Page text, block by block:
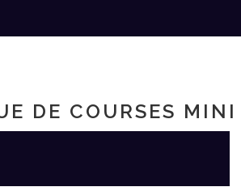
DE COURSES MINI